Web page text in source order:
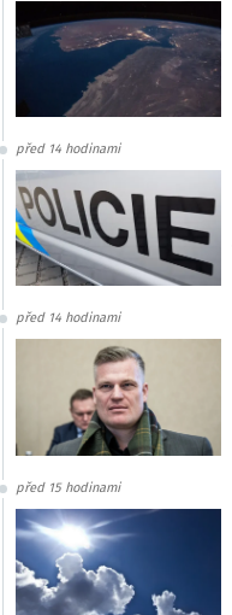
před 14 hodinami
před 14 hodinami
před 15 hodinami